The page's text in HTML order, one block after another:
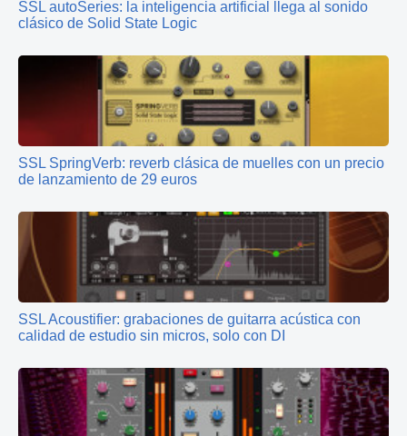
SSL autoSeries: la inteligencia artificial llega al sonido
clásico de Solid State Logic
SSL SpringVerb: reverb clásica de muelles con un precio
de lanzamiento de 29 euros
SSL Acoustifier: grabaciones de guitarra acústica con
calidad de estudio sin micros, solo con DI